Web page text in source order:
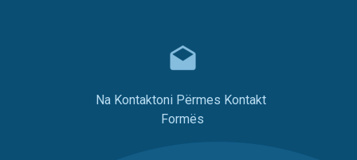
Na Kontaktoni Përmes Kontakt
Formës